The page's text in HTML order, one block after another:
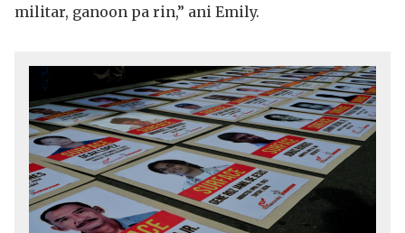
militar, ganoon pa rin,” ani Emily.